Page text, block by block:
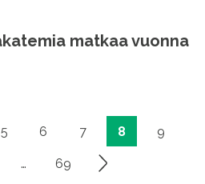
matkaa vuonna
5 6 7 8 9
… 69